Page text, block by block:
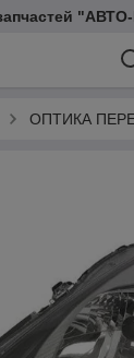
ОПТИКА